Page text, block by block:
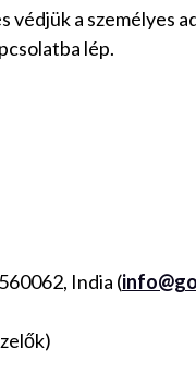
a személyes
lép.
India (